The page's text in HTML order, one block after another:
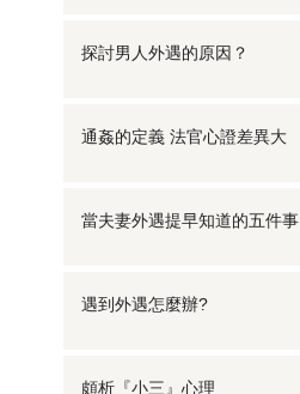
探討男人外遇的原因？
通姦的定義 法官心證差異大
當夫妻外遇提早知道的五件事
遇到外遇怎麼辦?
頗析『小三』心理